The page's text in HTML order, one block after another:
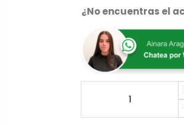
¿No encuentras el